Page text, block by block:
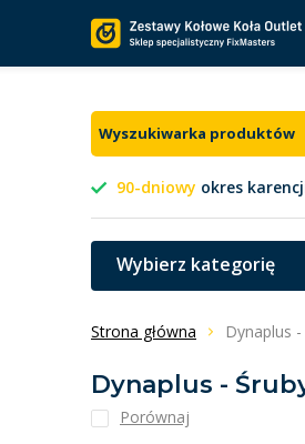
Wyszukiwarka produktów
90-dniowy okres
Wybierz kategorię
Strona główna Dynaplus
Dynaplus -
Porównaj